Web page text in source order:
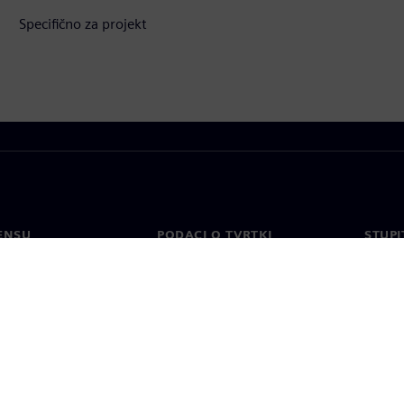
Specifično za projekt
PODACI O TVRTKI